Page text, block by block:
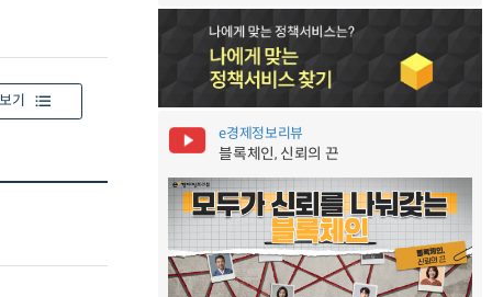
기
e경제정보리뷰
블록체인, 신뢰의 끈